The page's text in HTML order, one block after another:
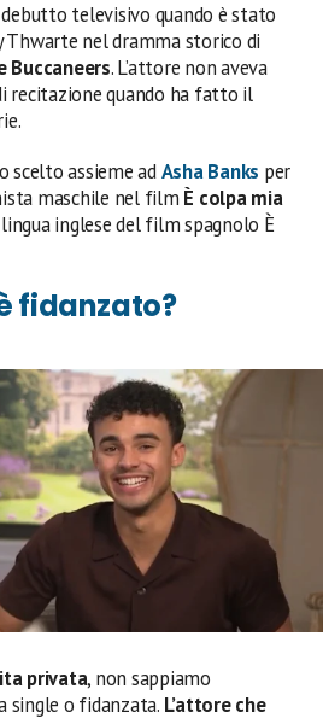
televisivo quando è stato
Thwarte nel dramma storico di
Buccaneers. L’attore non aveva
recitazione quando ha fatto il
scelto assieme adAsha Banks per
maschile nel film È colpa mia
inglese del film spagnolo È
fidanzato?
privata, non sappiamo
single o fidanzata. L’attore che